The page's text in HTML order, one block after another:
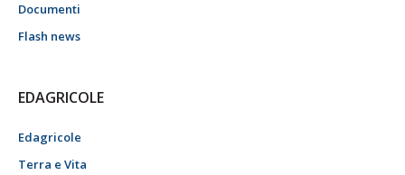
Documenti
Flash news
EDAGRICOLE
Edagricole
Terra e Vita